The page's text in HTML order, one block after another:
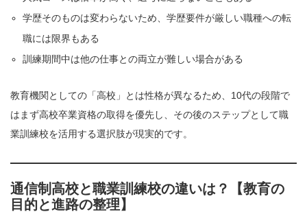
学歴そのものは変わらないため、学歴要件が厳しい職種への転
職には限界もある
訓練期間中は他の仕事との両立が難しい場合がある
教育機関としての「高校」とは性格が異なるため、10代の段階で
はまず高校卒業資格の取得を優先し、その後のステップとして職
業訓練校を活用する選択肢が現実的です。
通信制高校と職業訓練校の違いは？【教育の
目的と進路の整理】